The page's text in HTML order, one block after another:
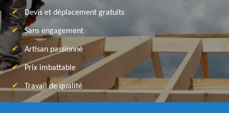
Devis et déplacement gratuits
Sans engagement
Artisan passionné
Prix imbattable
Travail de qualité